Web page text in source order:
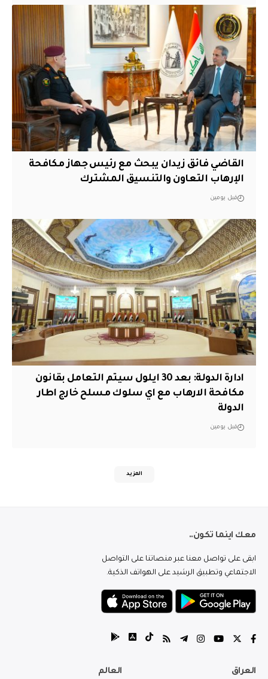
القاضي فائق زيدان يبحث مع رئيس جهاز مكافحة
الإرهاب التعاون والتنسيق المشترك
قبل يومين
ادارة الدولة: بعد 30 ايلول سيتم التعامل بقانون
مكافحة الارهاب مع اي سلوك مسلح خارج اطار
الدولة
قبل يومين
المزيد
معك اينما تكون..
ابقى على تواصل معنا عبر منصاتنا على التواصل
الاجتماعي وتطبيق الرشيد على الهواتف الذكية.
العراق العالم